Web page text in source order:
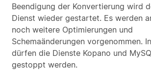
Beendigung der Konvertierung wird
Dienst wieder gestartet. Es werden
noch weitere Optimierungen und
Schemaänderungen vorgenommen.
dürfen die Dienste Kopano und
gestoppt werden.